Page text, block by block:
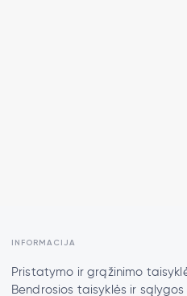
INFORMACIJA
Pristatymo ir grąžinimo
Bendrosios taisyklės ir sąlygos